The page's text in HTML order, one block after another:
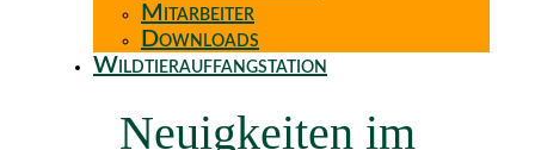
Mitarbeiter
Downloads
Wildtierauffangstation
Neuigkeiten im